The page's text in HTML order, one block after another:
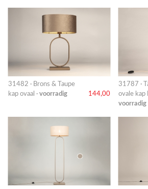
31482 · Brons & Taupe
kap ovaal · voorradig 144,00
31787 ·
ovale kap
voorradig